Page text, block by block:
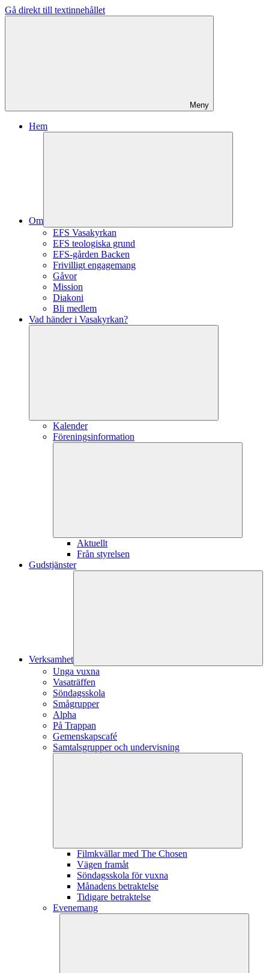
Gå direkt till textinnehållet
Meny
Hem
Om
EFS Vasakyrkan
EFS teologiska grund
EFS-gården Backen
Frivilligt engagemang
Gåvor
Mission
Diakoni
Bli medlem
Vad händer i Vasakyrkan?
Kalender
Föreningsinformation
Aktuellt
Från styrelsen
Gudstjänster
Verksamhet
Unga vuxna
Vasaträffen
Söndagsskola
Smågrupper
Alpha
På Trappan
Gemenskapscafé
Samtalsgrupper och undervisning
Filmkvällar med The Chosen
Vägen framåt
Söndagsskola för vuxna
Månadens betraktelse
Tidigare betraktelse
Evenemang